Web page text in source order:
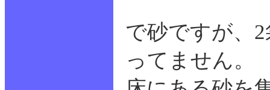
で砂ですが、
ってません。